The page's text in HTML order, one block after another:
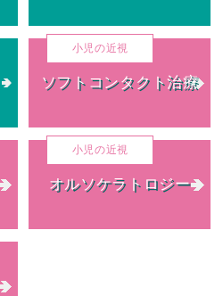
ソフトコンタクト治療
オルソケラトロジー